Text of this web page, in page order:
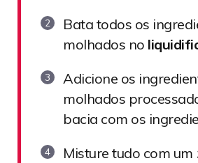
Bata todos os
molhados no
Adicione os
molhados
bacia com os
Misture tudo com um